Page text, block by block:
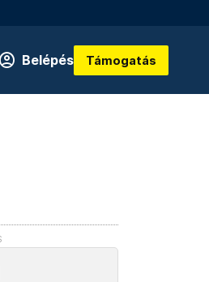
Belépés Támogatás